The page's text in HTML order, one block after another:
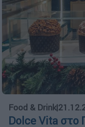
Food & Drink|
Dolce Vita στο